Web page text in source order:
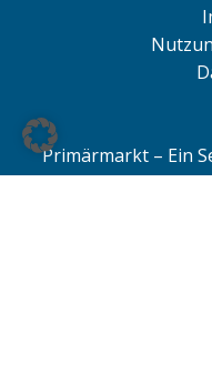
Primärmarkt – Ein
Quotrix – Ein